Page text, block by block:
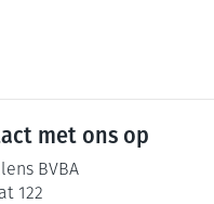
met ons op
BVBA
122